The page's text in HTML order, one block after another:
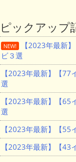
ピックアップ
NEW!
【2023年最新
ビ３選
【2023年最新】【77
選
【2023年最新】【65
選
【2023年最新】【55
【2023年最新】【43